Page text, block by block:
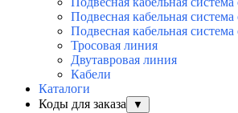
Подвесная кабельная система
Подвесная кабельная
Тросовая линия
Двутавровая линия
Кабели
Каталоги
Коды для заказа
▼